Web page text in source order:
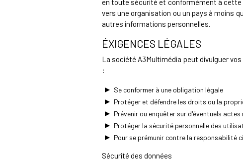
en toute sécurité et conformément à cette
vers une organisation ou un pays à moins
autres informations personnelles.
ÉXIGENCES LÉGALES
La société A3Multimédia peut divulguer
:
Se conformer à une obligation légale
Protéger et défendre les droits ou la
Prévenir ou enquêter sur d'éventuels
Protéger la sécurité personnelle des
Pour se prémunir contre la responsabilité
Sécurité des données